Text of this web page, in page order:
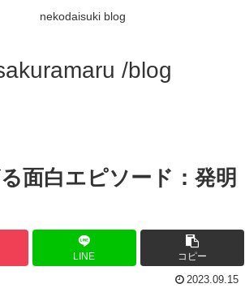
nekodaisuki blog
/blog
面白エピソード：発明
LINE コピー
2023.09.15